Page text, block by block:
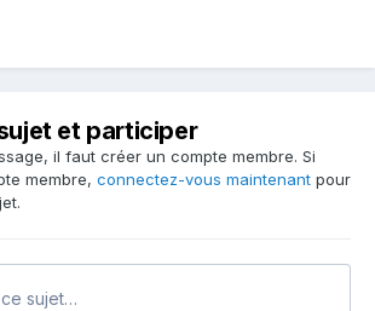
et participer
il faut créer un compte membre. Si
membre, connectez-vous maintenant pour
sujet…